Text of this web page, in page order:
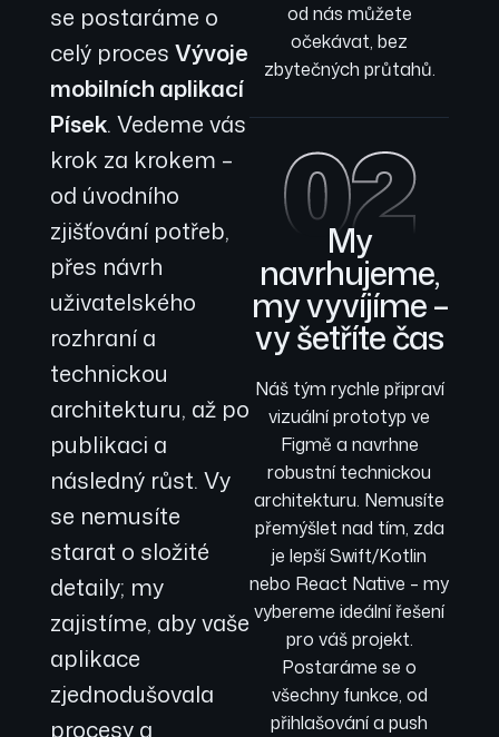
se postaráme o
celý proces Vývoje
mobilních aplikací
Písek. Vedeme vás
krok za krokem –
od úvodního
zjišťování potřeb,
přes návrh
uživatelského
rozhraní a
technickou
architekturu, až po
publikaci a
následný růst. Vy
se nemusíte
starat o složité
detaily; my
zajistíme, aby vaše
aplikace
zjednodušovala
procesy a
od nás můžete
očekávat, bez
zbytečných průtahů.
02
My
navrhujeme,
my vyvíjíme –
vy šetříte čas
Náš tým rychle připraví
vizuální prototyp ve
Figmě a navrhne
robustní technickou
architekturu. Nemusíte
přemýšlet nad tím, zda
je lepší Swift/Kotlin
nebo React Native – my
vybereme ideální řešení
pro váš projekt.
Postaráme se o
všechny funkce, od
přihlašování a push